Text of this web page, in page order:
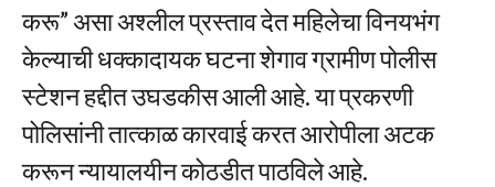
करू” असा अश्लील प्रस्ताव देत महिलेचा विनयभंग
केल्याची धक्कादायक घटना शेगाव ग्रामीण पोलीस
स्टेशन हद्दीत उघडकीस आली आहे. या प्रकरणी
पोलिसांनी तात्काळ कारवाई करत आरोपीला अटक
करून न्यायालयीन कोठडीत पाठविले आहे.